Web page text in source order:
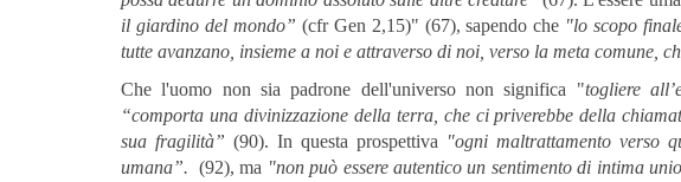
il giardino del mondo” (cfr Gen 2,15)" (67), sapendo che "lo scopo
tutte avanzano, insieme a noi e attraverso di noi, verso la meta comune,
Che l'uomo non sia padrone dell'universo non significa "togliere
“comporta una divinizzazione della terra, che ci priverebbe della
sua fragilità” (90). In questa prospettiva "ogni maltrattamento verso
umana”. (92), ma "non può essere autentico un sentimento di intima